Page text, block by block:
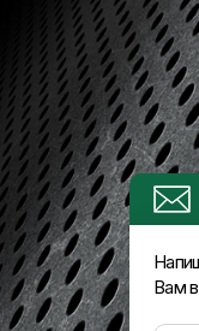
Вам